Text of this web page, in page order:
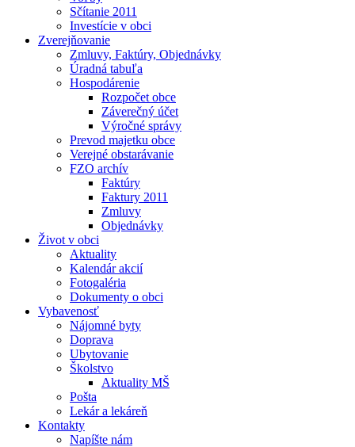
Sčítanie 2011
Investície v obci
Zverejňovanie
Zmluvy, Faktúry, Objednávky
Úradná tabuľa
Hospodárenie
Rozpočet obce
Záverečný účet
Výročné správy
Prevod majetku obce
Verejné obstarávanie
FZO archív
Faktúry
Faktury 2011
Zmluvy
Objednávky
Život v obci
Aktuality
Kalendár akcií
Fotogaléria
Dokumenty o obci
Vybavenosť
Nájomné byty
Doprava
Ubytovanie
Školstvo
Aktuality MŠ
Pošta
Lekár a lekáreň
Kontakty
Napíšte nám